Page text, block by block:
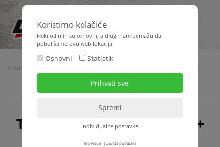
> Home > Tehnika odvijanja, bušenja + bušenje-čekić
Tehnika odvijanja, bušenja +
bušenje-čekić
Koristimo kolačiće
Neki od njih su osnovni, a drugi nam pomažu da
poboljšamo ovu web lokaciju.
Osnovni Statistik
Individualne postavke
Impresum| Zaštita podataka